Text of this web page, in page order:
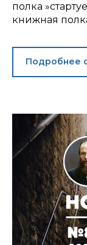
полка
книжная
Подробнее